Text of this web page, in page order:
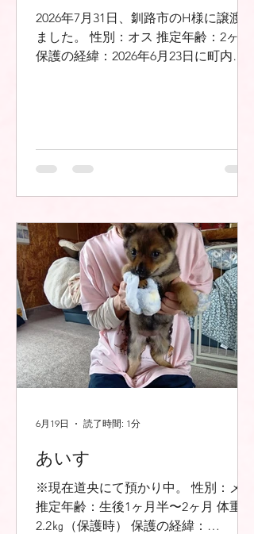
2026年7月31日、釧路市のH様に譲渡し
ました。 性別：オス 推定年齢：2ヶ月
保護の経緯：2026年6月23日に町内の
あいす
※現在道央にて預かり中。 性別：メス
推定年齢：生後1ヶ月半〜2ヶ月 体重：
2.2㎏（保護時） 保護の経緯：
6月19日 読了時間: 1分